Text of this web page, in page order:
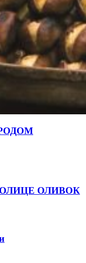
ОЛИВОК